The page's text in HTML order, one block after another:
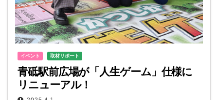
イベント 取材リポート
青砥駅前広場が「人生ゲーム」仕様に
リニューアル！